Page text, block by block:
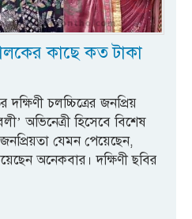
কাছে কত টাকা
চলচ্চিত্রের জনপ্রিয়
অভিনেত্রী হিসেবে বিশেষ
যেমন পেয়েছেন,
অনেকবার। দক্ষিণী ছবির